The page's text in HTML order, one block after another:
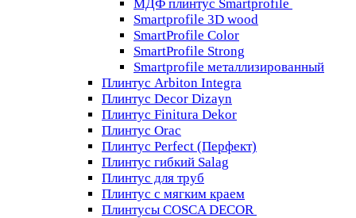
МДФ плинтус Smartprofile
Smartprofile 3D wood
SmartProfile Color
SmartProfile Strong
Smartprofile металлизированный
Плинтус Arbiton Integra
Плинтус Decor Dizayn
Плинтус Finitura Dekor
Плинтус Orac
Плинтус Perfect (Перфект)
Плинтус гибкий Salag
Плинтус для труб
Плинтус с мягким краем
Плинтусы COSCA DECOR